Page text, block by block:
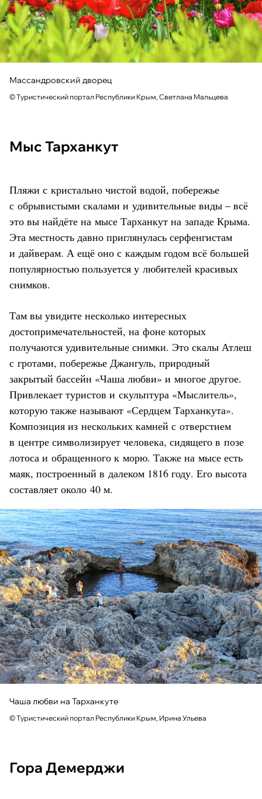
Массандровский дворец
© Туристический портал Республики Крым, Светлана Мальцева
Мыс Тарханкут
Пляжи с кристально чистой водой, побережье
с обрывистыми скалами и удивительные виды – всё
это вы найдёте на мысе Тарханкут на западе Крыма.
Эта местность давно приглянулась серфенгистам
и дайверам. А ещё оно с каждым годом всё большей
популярностью пользуется у любителей красивых
снимков.
Там вы увидите несколько интересных
достопримечательностей, на фоне которых
получаются удивительные снимки. Это скалы Атлеш
с гротами, побережье Джангуль, природный
закрытый бассейн «Чаша любви» и многое другое.
Привлекает туристов и скульптура «Мыслитель»,
которую также называют «Сердцем Тарханкута».
Композиция из нескольких камней с отверстием
в центре символизирует человека, сидящего в позе
лотоса и обращенного к морю. Также на мысе есть
маяк, построенный в далеком 1816 году. Его высота
составляет около 40 м.
Чаша любви на Тарханкуте
© Туристический портал Республики Крым, Ирина Ульева
Гора Демерджи